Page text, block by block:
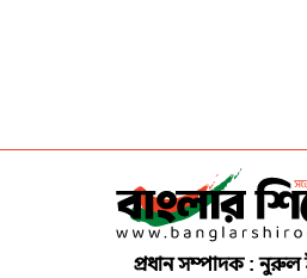
প্রধান সম্পাদক :